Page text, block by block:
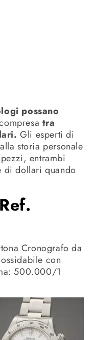
possano
tra
Gli esperti di
storia personale
entrambi
di dollari quando
Ref.
Cronografo da
con
500.000/1